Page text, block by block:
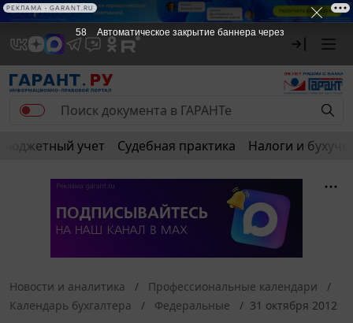
Бюджетный учет Судебная практика Налоги и
Новости и аналитика
Профессиональные календари
Календарь бухгалтера
Федеральные 31 октября 2012
58 Автоматическое закрытие баннера через
РЕКЛАМА • GARANT.RU